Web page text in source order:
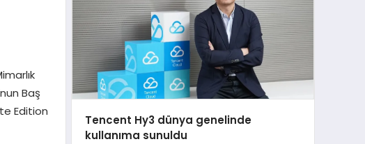
Baş
Edition
Tencent Hy3 dünya genelinde
kullanıma sunuldu